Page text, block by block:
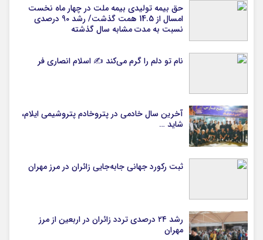
حق بیمه تولیدی بیمه ملت در چهار ماه نخست
امسال از 14.5 همت گذشت/ رشد 90 درصدی
نسبت به مدت مشابه سال گذشته
نام تو دلم را گرم می‌کند ✍️ اسلام انصاری فر
آخرین سال خادمی در پتروخادم پتروشیمی ایلام،
شاید …
ثبت رکورد جهانی جابه‌جایی زائران در مرز مهران
رشد ۲۴ درصدی تردد زائران در اربعین از مرز
مهران